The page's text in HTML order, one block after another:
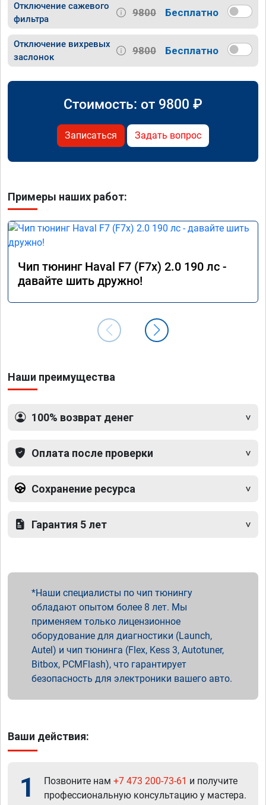
Отключение сажевого
фильтра
9800 Бесплатно
Отключение вихревых
заслонок
9800 Бесплатно
Стоимость: от 9800 ₽
Записаться Задать вопрос
Примеры наших работ:
Чип тюнинг Haval F7 (F7x) 2.0 190 лс -
давайте шить дружно!
Наши преимущества
100% возврат денег
Оплата после проверки
Сохранение ресурса
Гарантия 5 лет
Наши специалисты по чип тюнингу
обладают опытом более 8 лет. Мы
применяем только лицензионное
оборудование для диагностики (Launch,
Autel) и чип тюнинга (Flex, Kess 3, Autotuner,
Bitbox, PCMFlash), что гарантирует
безопасность для электроники вашего авто.
Ваши действия:
1 Позвоните нам +7 473 200-73-61 и получите
профессиональную консультацию у мастера.